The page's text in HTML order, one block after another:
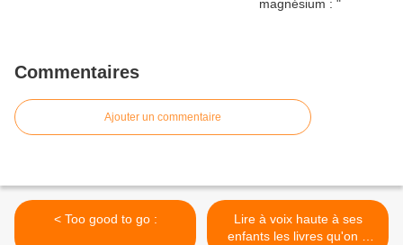
Commentaires
Ajouter un commentaire
< Too good to go :
Lire à voix haute à ses
enfants les livres qu'on a